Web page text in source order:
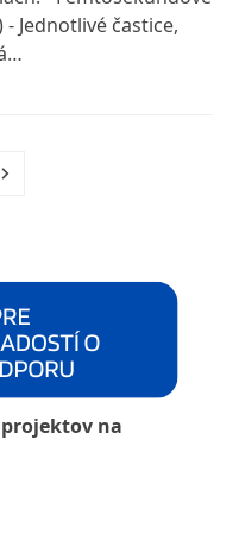
Jednotlivé častice,
Next
projektov na